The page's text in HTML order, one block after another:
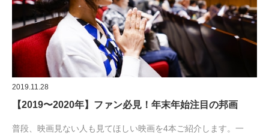
2019.11.28
【2019〜2020年】ファン必見！年末年始注目の邦画
普段、映画見ない人も見てほしい映画を4本ご紹介します。一